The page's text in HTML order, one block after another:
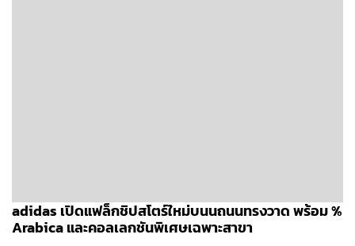
adidas เปิดแฟล็กชิปสโตร์ใหม่บนนถนนทรงวาด พร้อม %
Arabica และคอลเลกชันพิเศษเฉพาะสาขา